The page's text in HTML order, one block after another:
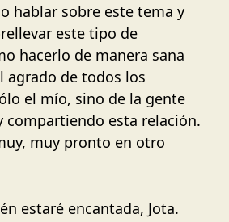
hablar sobre este tema y
este tipo de
hacerlo de manera sana
agrado de todos los
el mío, sino de la gente
compartiendo esta relación.
muy pronto en otro
estaré encantada, Jota.